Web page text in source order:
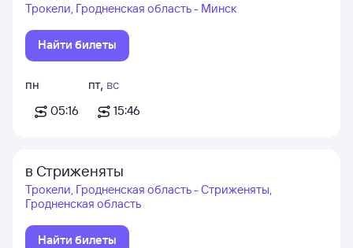
Трокели, Гродненская область - Минск
Найти билеты
пн
05:16
пт, вс
15:46
в Стриженяты
Трокели, Гродненская область - Стриженяты,
Гродненская область
Найти билеты